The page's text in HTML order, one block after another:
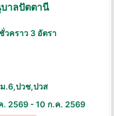
บาลปัตตานี
วคราว 3 อัตรา
.6,ปวช,ปวส
. 2569 - 10 ก.ค. 2569